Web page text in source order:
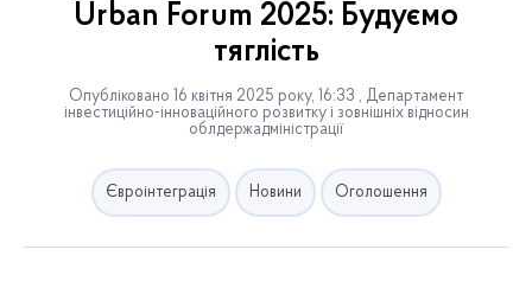
Urban Forum 2025: Будуємо
тяглість
Опубліковано 16 квітня 2025 року, 16:33 , Департамент
інвестиційно-інноваційного розвитку і зовнішніх відносин
облдержадміністрації
Євроінтеграція Новини Оголошення